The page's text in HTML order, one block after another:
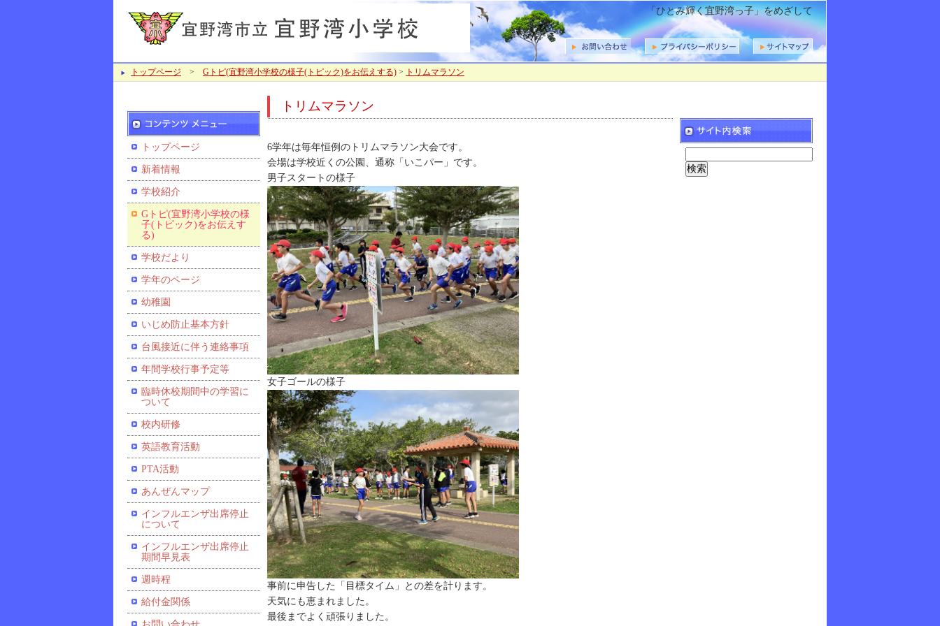
「ひとみ輝く宜野湾っ子」をめざして
トップページ > Gトピ(宜野湾小学校の様子(トピック)をお伝えする) > トリムマラソン
トリムマラソン
6学年は毎年恒例のトリムマラソン大会です。
会場は学校近くの公園、通称「いこパー」です。
男子スタートの様子
女子ゴールの様子
事前に申告した「目標タイム」との差を計ります。
天気にも恵まれました。
最後までよく頑張りました。
トップページ
新着情報
学校紹介
Gトピ(宜野湾小学校の様
子(トピック)をお伝えす
る)
学校だより
学年のページ
幼稚園
いじめ防止基本方針
台風接近に伴う連絡事項
年間学校行事予定等
臨時休校期間中の学習に
ついて
校内研修
英語教育活動
PTA活動
あんぜんマップ
インフルエンザ出席停止
について
インフルエンザ出席停止
期間早見表
週時程
給付金関係